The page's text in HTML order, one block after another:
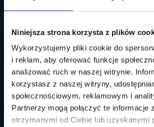
Niniejsza strona korzysta z plików
Wykorzystujemy pliki cookie do
i reklam, aby oferować funkcje
analizować ruch w naszej witrynie.
korzystasz z naszej witryny,
społecznościowym, reklamowym i
Partnerzy mogą połączyć te informacje
otrzymanymi od Ciebie lub uzyskanymi